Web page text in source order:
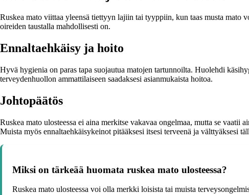
Ruskea mato viittaa yleensä tiettyyn lajiin tai tyyppiin, kun taas musta mato
oireiden taustalla mahdollisesti on.
Ennaltaehkäisy ja hoito
Hyvä hygienia on paras tapa suojautua matojen tartunnoilta. Huolehdi
terveydenhuollon ammattilaiseen saadaksesi asianmukaista hoitoa.
Johtopäätös
Ruskea mato ulosteessa ei aina merkitse vakavaa ongelmaa, mutta se
Muista myös ennaltaehkäisykeinot pitääksesi itsesi terveenä ja välttyäksesi
Miksi on tärkeää huomata ruskea mato ulosteessa?
Ruskea mato ulosteessa voi olla merkki loisista tai muista